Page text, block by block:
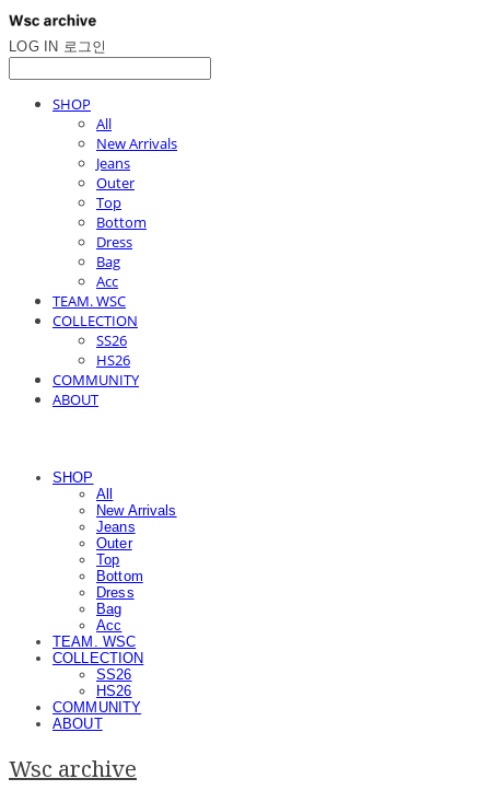
LOG IN 로그인
SHOP
All
New Arrivals
Jeans
Outer
Top
Bottom
Dress
Bag
Acc
TEAM. WSC
COLLECTION
SS26
HS26
COMMUNITY
ABOUT
SHOP
All
New Arrivals
Jeans
Outer
Top
Bottom
Dress
Bag
Acc
TEAM. WSC
COLLECTION
SS26
HS26
COMMUNITY
ABOUT
Wsc archive